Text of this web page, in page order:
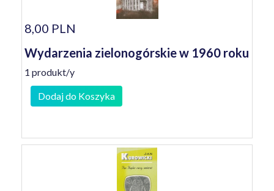
8,00 PLN
Wydarzenia zielonogórskie w 1960 roku
1 produkt/y
Dodaj do Koszyka